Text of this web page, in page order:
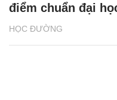
HỌC ĐƯỜNG
điểm chuẩn đại